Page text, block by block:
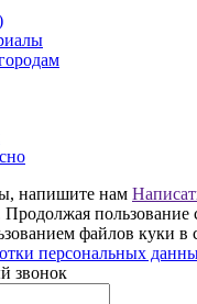
напишите нам
файлов куки в
персональных
звонок